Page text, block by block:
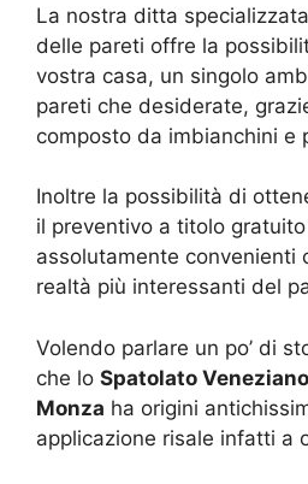
La nostra ditta
delle pareti offre la
vostra casa, un singolo
pareti che desiderate,
composto da imbianchini e
Inoltre la possibilità di
il preventivo a titolo
assolutamente convenienti
realtà più interessanti del
Volendo parlare un po’ di
che lo Spatolato
Monza ha origini
applicazione risale infatti a